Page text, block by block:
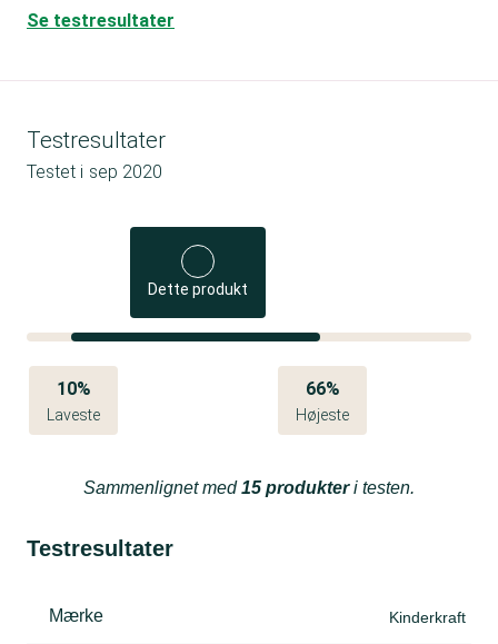
Se testresultater
Testresultater
Testet i sep 2020
Dette produkt
10%
Laveste
66%
Højeste
Sammenlignet med15 produkteri testen.
Testresultater
Mærke Kinderkraft